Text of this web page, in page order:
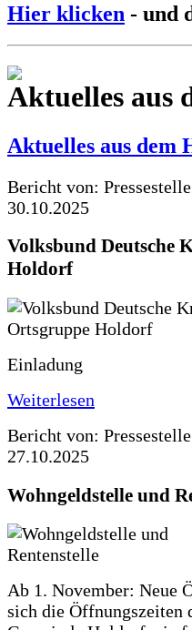
Hier klicken - und
Aktuelles aus
Aktuelles aus dem
Bericht von:
30.10.2025
Volksbund Deutsche
Holdorf
Einladung
Weiterlesen
Bericht von:
27.10.2025
Wohngeldstelle und
Ab 1. November: Neue
sich die Öffnungszeiten